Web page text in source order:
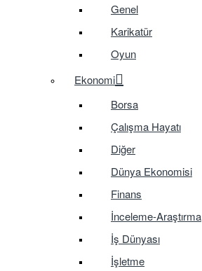
Genel
Karikatür
Oyun
Ekonomi
Borsa
Çalışma Hayatı
Diğer
Dünya Ekonomisi
Finans
İnceleme-Araştırma
İş Dünyası
İşletme